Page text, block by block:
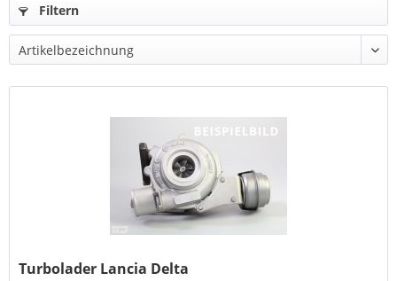
Filtern
Turbolader Lancia Delta